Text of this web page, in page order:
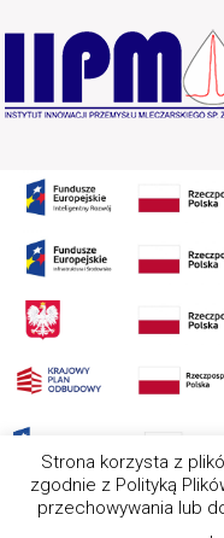
2025 Wszystkie
wykorzystuje
Strona korzysta z
zgodnie z Polityką
przechowywania lub